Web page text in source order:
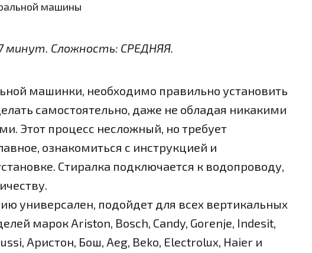
минут. Сложность: СРЕДНЯЯ.
машинки, необходимо правильно установить
самостоятельно, даже не обладая никакими
Этот процесс несложный, но требует
ознакомиться с инструкцией и
Стиралка подключается к водопроводу,
универсален, подойдет для всех вертикальных
марок Ariston, Bosch, Candy, Gorenje, Indesit,
Аристон, Бош, Aeg, Beko, Electrolux, Haier и